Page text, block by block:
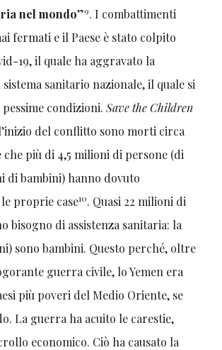
nel mondo”9. I combattimenti
fermati e il Paese è stato colpito
19, il quale ha aggravato la
sanitario nazionale, il quale si
condizioni. Save the Children
del conflitto sono morti circa
che più di 4,5 milioni di persone (di
di bambini) hanno dovuto
proprie case10. Quasi 22 milioni di
bisogno di assistenza sanitaria: la
sono bambini. Questo perché, oltre
guerra civile, lo Yemen era
più poveri del Medio Oriente, se
La guerra ha acuito le carestie,
economico. Ciò ha causato la